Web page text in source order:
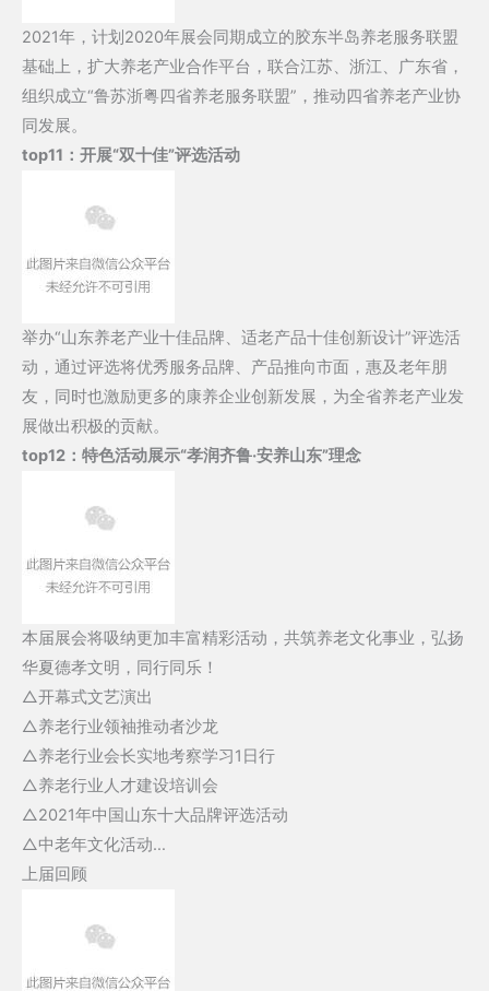
2021年，计划2020年展会同期成立的胶东半岛养老服务联盟
基础上，扩大养老产业合作平台，联合江苏、浙江、广东省，
组织成立“鲁苏浙粤四省养老服务联盟”，推动四省养老产业协
同发展。
top11： 开展“双十佳”评选活动
举办“山东养老产业十佳品牌、适老产品十佳创新设计”评选活
动，通过评选将优秀服务品牌、产品推向市面，惠及老年朋
友，同时也激励更多的康养企业创新发展，为全省养老产业发
展做出积极的贡献。
top12： 特色活动展示“孝润齐鲁·安养山东”理念
本届展会将吸纳更加丰富精彩活动，共筑养老文化事业，弘扬
华夏德孝文明，同行同乐！
△开幕式文艺演出
△养老行业领袖推动者沙龙
△养老行业会长实地考察学习1日行
△养老行业人才建设培训会
△2021年中国山东十大品牌评选活动
△中老年文化活动…
上届回顾